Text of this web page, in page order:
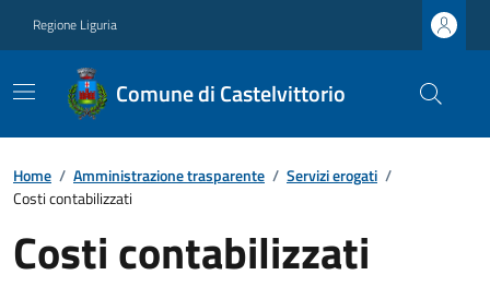
Regione Liguria
Comune di Castelvittorio
Home / Amministrazione trasparente / Servizi erogati /
Costi contabilizzati
Costi contabilizzati